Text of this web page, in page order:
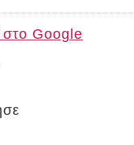
Google